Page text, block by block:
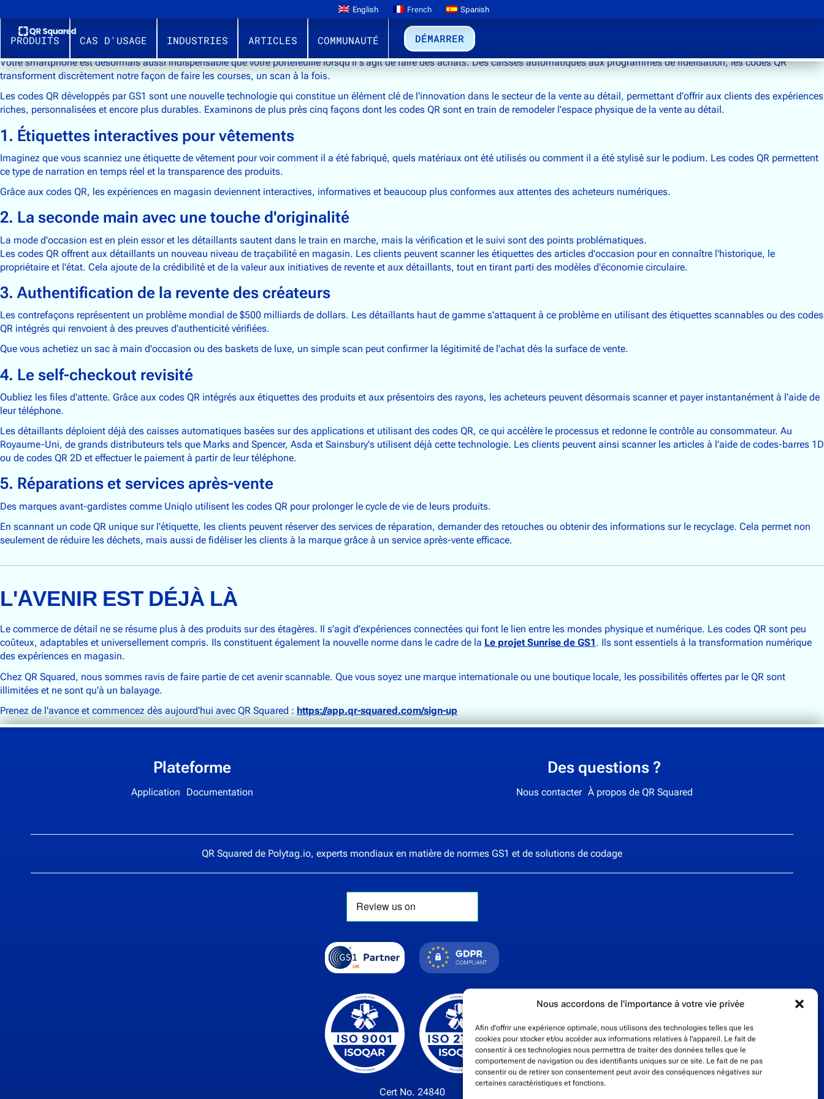
Nous accordons de l'importance à votre vie privée
Afin d'offrir une expérience optimale, nous utilisons des technologies telles que les
cookies pour stocker et/ou accéder aux informations relatives à l'appareil. Le fait de
consentir à ces technologies nous permettra de traiter des données telles que le
comportement de navigation ou des identifiants uniques sur ce site. Le fait de ne pas
consentir ou de retirer son consentement peut avoir des conséquences négatives sur
certaines caractéristiques et fonctions.
PRODUITS CAS D'USAGE INDUSTRIES ARTICLES COMMUNAUTÉ
English French Spanish
DÉMARRER
Votre smartphone est désormais aussi indispensable que votre portefeuille lorsqu'il s'agit de faire des achats. Des caisses automatiques aux programmes de fidélisation, les codes QR
transforment discrètement notre façon de faire les courses, un scan à la fois.
Les codes QR développés par GS1 sont une nouvelle technologie qui constitue un élément clé de l'innovation dans le secteur de la vente au détail, permettant d'offrir aux clients des expériences
riches, personnalisées et encore plus durables. Examinons de plus près cinq façons dont les codes QR sont en train de remodeler l'espace physique de la vente au détail.
1. Étiquettes interactives pour vêtements
Imaginez que vous scanniez une étiquette de vêtement pour voir comment il a été fabriqué, quels matériaux ont été utilisés ou comment il a été stylisé sur le podium. Les codes QR permettent
ce type de narration en temps réel et la transparence des produits.
Grâce aux codes QR, les expériences en magasin deviennent interactives, informatives et beaucoup plus conformes aux attentes des acheteurs numériques.
2. La seconde main avec une touche d'originalité
La mode d'occasion est en plein essor et les détaillants sautent dans le train en marche, mais la vérification et le suivi sont des points problématiques.
Les codes QR offrent aux détaillants un nouveau niveau de traçabilité en magasin. Les clients peuvent scanner les étiquettes des articles d'occasion pour en connaître l'historique, le
propriétaire et l'état. Cela ajoute de la crédibilité et de la valeur aux initiatives de revente et aux détaillants, tout en tirant parti des modèles d'économie circulaire.
3. Authentification de la revente des créateurs
Les contrefaçons représentent un problème mondial de $500 milliards de dollars. Les détaillants haut de gamme s'attaquent à ce problème en utilisant des étiquettes scannables ou des codes
QR intégrés qui renvoient à des preuves d'authenticité vérifiées.
Que vous achetiez un sac à main d'occasion ou des baskets de luxe, un simple scan peut confirmer la légitimité de l'achat dès la surface de vente.
4. Le self-checkout revisité
Oubliez les files d'attente. Grâce aux codes QR intégrés aux étiquettes des produits et aux présentoirs des rayons, les acheteurs peuvent désormais scanner et payer instantanément à l'aide de
leur téléphone.
Les détaillants déploient déjà des caisses automatiques basées sur des applications et utilisant des codes QR, ce qui accélère le processus et redonne le contrôle au consommateur. Au
Royaume-Uni, de grands distributeurs tels que Marks and Spencer, Asda et Sainsbury's utilisent déjà cette technologie. Les clients peuvent ainsi scanner les articles à l'aide de codes-barres 1D
ou de codes QR 2D et effectuer le paiement à partir de leur téléphone.
5. Réparations et services après-vente
Des marques avant-gardistes comme Uniqlo utilisent les codes QR pour prolonger le cycle de vie de leurs produits.
En scannant un code QR unique sur l'étiquette, les clients peuvent réserver des services de réparation, demander des retouches ou obtenir des informations sur le recyclage. Cela permet non
seulement de réduire les déchets, mais aussi de fidéliser les clients à la marque grâce à un service après-vente efficace.
L'AVENIR EST DÉJÀ LÀ
Le commerce de détail ne se résume plus à des produits sur des étagères. Il s'agit d'expériences connectées qui font le lien entre les mondes physique et numérique. Les codes QR sont peu
coûteux, adaptables et universellement compris. Ils constituent également la nouvelle norme dans le cadre de la Le projet Sunrise de GS1. Ils sont essentiels à la transformation numérique
des expériences en magasin.
Chez QR Squared, nous sommes ravis de faire partie de cet avenir scannable. Que vous soyez une marque internationale ou une boutique locale, les possibilités offertes par le QR sont
illimitées et ne sont qu'à un balayage.
Prenez de l'avance et commencez dès aujourd'hui avec QR Squared : https://app.qr-squared.com/sign-up
Plateforme
Application Documentation
Des questions ?
Nous contacter À propos de QR Squared
QR Squared de Polytag.io, experts mondiaux en matière de normes GS1 et de solutions de codage
Cert No. 24840